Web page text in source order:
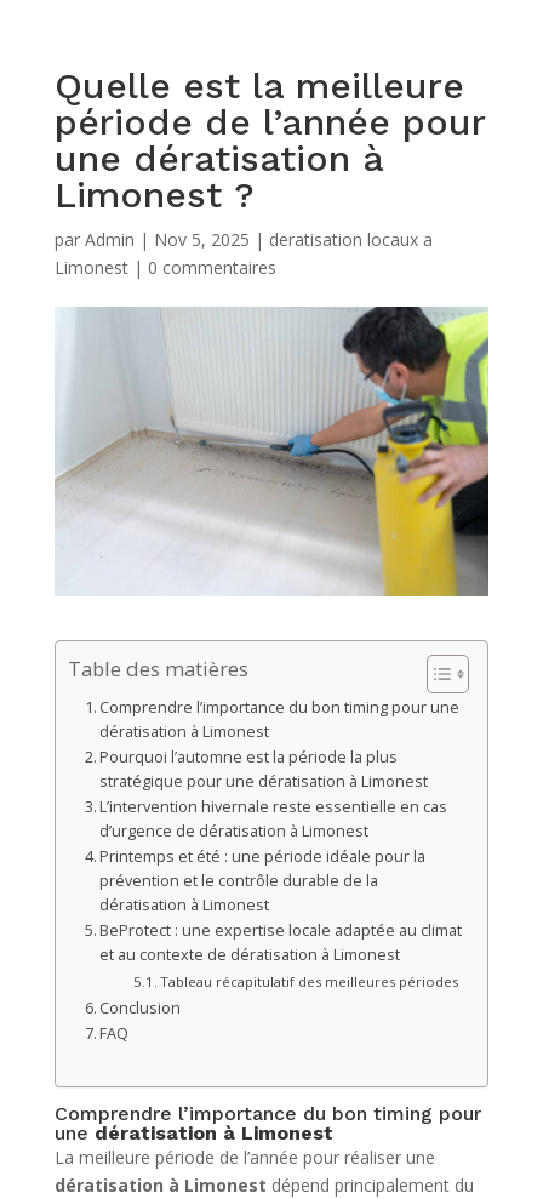
Quelle est la meilleure
période de l’année pour
une dératisation à
Limonest ?
par Admin | Nov 5, 2025 | deratisation locaux a
Limonest| 0 commentaires
Table des matières
Comprendre l’importance du bon timing pour une
dératisation à Limonest
Pourquoi l’automne est la période la plus
stratégique pour une dératisation à Limonest
L’intervention hivernale reste essentielle en cas
d’urgence de dératisation à Limonest
Printemps et été : une période idéale pour la
prévention et le contrôle durable de la
dératisation à Limonest
BeProtect : une expertise locale adaptée au climat
et au contexte de dératisation à Limonest
Tableau récapitulatif des meilleures périodes
Conclusion
FAQ
Comprendre l’importance du bon timing pour
une dératisation à Limonest
La meilleure période de l’année pour réaliser une
dératisation à Limonest dépend principalement du